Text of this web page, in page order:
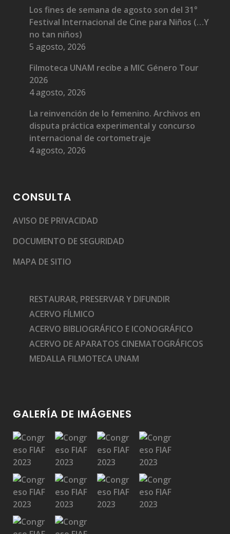
Los fines de semana de agosto son del 31°
Festival Internacional de Cine para Niños (…Y
no tan niños)
5 agosto, 2026
Filmoteca UNAM recibe a MIC Género Tour
2026
4 agosto, 2026
La reinvención de lo femenino. Archivos en
disputa práctica experimental y concurso
internacional de cortometraje
4 agosto, 2026
CONSULTA
AVISO DE PRIVACIDAD
DOCUMENTO DE SEGURIDAD
MAPA DE SITIO
RESTAURAR, PRESERVAR Y DIFUNDIR
ACERVO FÍLMICO
ACERVO BIBLIOGRÁFICO E ICONOGRÁFICO
ACERVO DE APARATOS CINEMATOGRÁFICOS
MEDALLA FILMOTECA UNAM
GALERÍA DE IMÁGENES